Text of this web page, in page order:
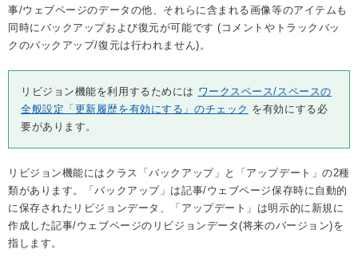
事/ウェブページのデータの他、それらに含まれる画像等のアイテムも
同時にバックアップおよび復元が可能です (コメントやトラックバッ
クのバックアップ/復元は行われません)。
リビジョン機能を利用するためには ワークスペース/スペースの
全般設定「更新履歴を有効にする」のチェック を有効にする必
要があります。
リビジョン機能にはクラス「バックアップ」と「アップデート」の2種
類があります。「バックアップ」は記事/ウェブページ保存時に自動的
に保存されたリビジョンデータ、「アップデート」は明示的に新規に
作成した記事/ウェブページのリビジョンデータ(将来のバージョン)を
指します。